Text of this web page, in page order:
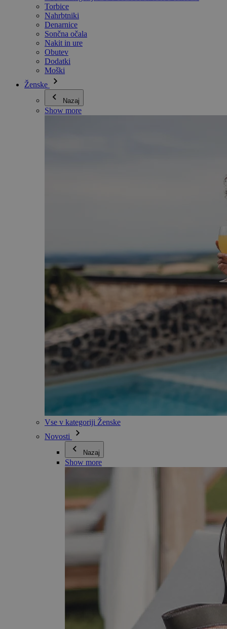
Torbice
Nahrbtniki
Denarnice
Sončna očala
Nakit in ure
Obutev
Dodatki
Moški
Ženske
Nazaj
Show more
Vse v kategoriji Ženske
Novosti
Nazaj
Show more